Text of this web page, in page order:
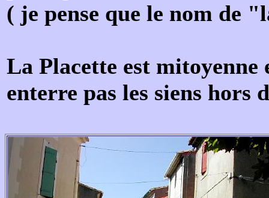
( je pense que le nom de
La Placette est
enterre pas les siens hors